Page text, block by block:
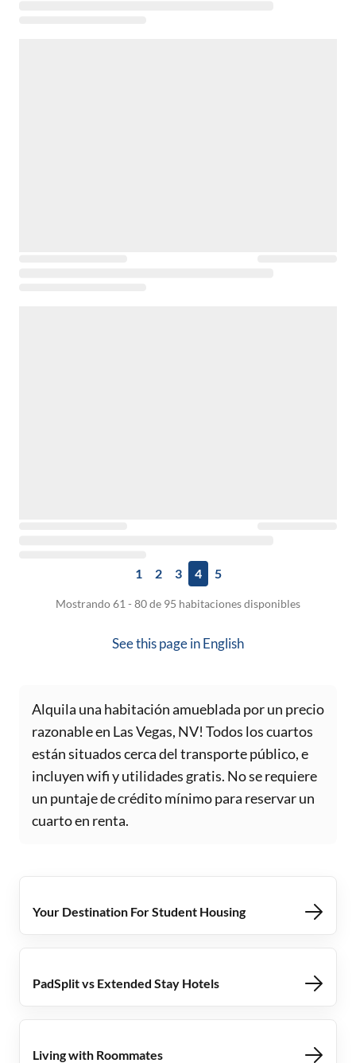
1 2 3 4 5
Mostrando 61 - 80 de 95 habitaciones disponibles
See this page inEnglish
Alquila una habitación amueblada por un precio
razonable en Las Vegas, NV! Todos los cuartos
están situados cerca del transporte público, e
incluyen wifi y utilidades gratis. No se requiere
un puntaje de crédito mínimo para reservar un
cuarto en renta.
Your Destination For Student Housing
PadSplit vs Extended Stay Hotels
Living with Roommates